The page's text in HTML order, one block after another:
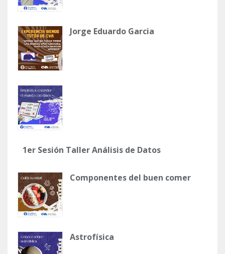
Jorge Eduardo Garcia
1er Sesión Taller Análisis de Datos
Componentes del buen comer
Astrofísica